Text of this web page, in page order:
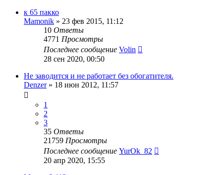
к 65 пакко
Mamonik » 23 фев 2015, 11:12
10 Ответы
4771 Просмотры
Последнее сообщение Volin
28 сен 2020, 00:50
Не заводится и не работает без обогатителя.
Denzer» 18 июн 2012, 11:57
1
2
3
35 Ответы
21759 Просмотры
Последнее сообщение YurOk_82
20 апр 2020, 15:55